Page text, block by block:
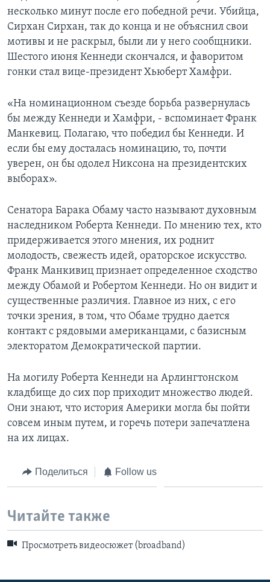
несколько минут после его победной речи. Убийца,
Сирхан Сирхан, так до конца и не объяснил свои
мотивы и не раскрыл, были ли у него сообщники.
Шестого июня Кеннеди скончался, и фаворитом
гонки стал вице-президент Хьюберт Хамфри.
«На номинационном съезде борьба развернулась
бы между Кеннеди и Хамфри, - вспоминает Франк
Манкевиц. Полагаю, что победил бы Кеннеди. И
если бы ему досталась номинацию, то, почти
уверен, он бы одолел Никсона на президентских
выборах».
Сенатора Барака Обаму часто называют духовным
наследником Роберта Кеннеди. По мнению тех, кто
придерживается этого мнения, их роднит
молодость, свежесть идей, ораторское искусство.
Франк Манкивиц признает определенное сходство
между Обамой и Робертом Кеннеди. Но он видит и
существенные различия. Главное из них, с его
точки зрения, в том, что Обаме трудно дается
контакт с рядовыми американцами, с базисным
электоратом Демократической партии.
На могилу Роберта Кеннеди на Арлингтонском
кладбище до сих пор приходит множество людей.
Они знают, что история Америки могла бы пойти
совсем иным путем, и горечь потери запечатлена
на их лицах.
Поделиться Follow us
Читайте также
Просмотреть видеосюжет (broadband)